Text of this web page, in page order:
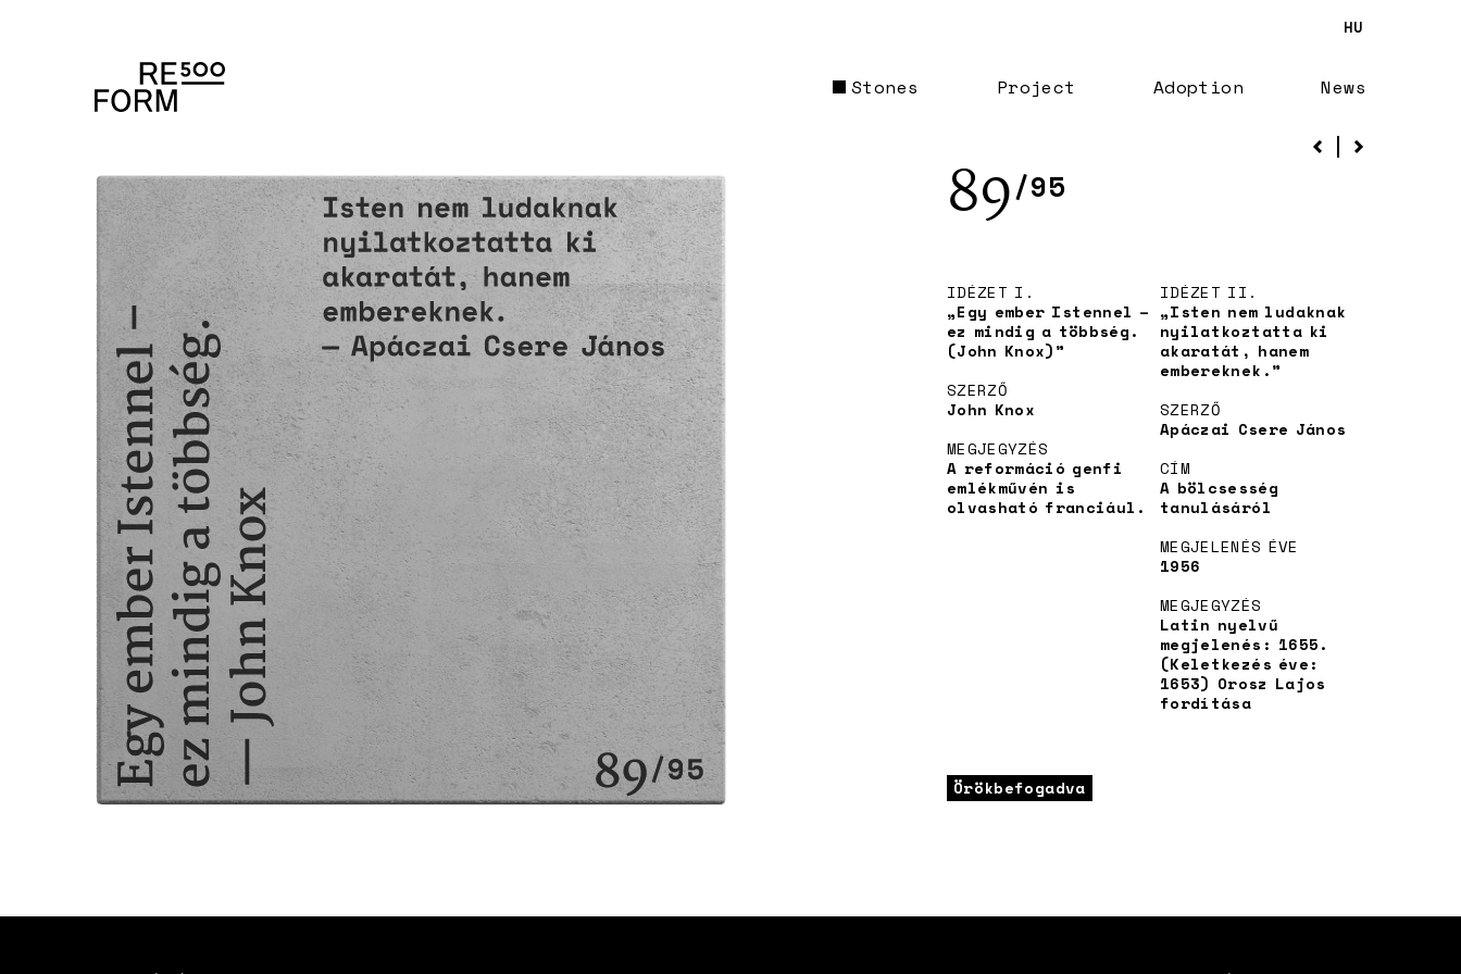
HU
Stones Project Adoption News
89/95
IDÉZET I.
„Egy ember Istennel –
ez mindig a többség.
(John Knox)”
SZERZŐ
John Knox
MEGJEGYZÉS
A reformáció genfi
emlékművén is
olvasható franciául.
IDÉZET II.
„Isten nem ludaknak
nyilatkoztatta ki
akaratát, hanem
embereknek.”
SZERZŐ
Apáczai Csere János
CÍM
A bölcsesség
tanulásáról
MEGJELENÉS ÉVE
1956
MEGJEGYZÉS
Latin nyelvű
megjelenés: 1655.
(Keletkezés éve:
1653) Orosz Lajos
fordítása
Örökbefogadva